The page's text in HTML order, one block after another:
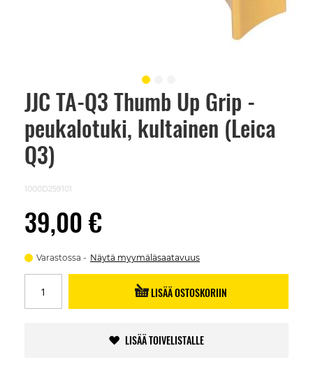
JJC TA-Q3 Thumb Up Grip -
peukalotuki, kultainen (Leica
Q3)
1000D259101
39,00 €
Varastossa Näytä myymäläsaatavuus
LISÄÄ OSTOSKORIIN
LISÄÄ TOIVELISTALLE
Skip
beginning
images